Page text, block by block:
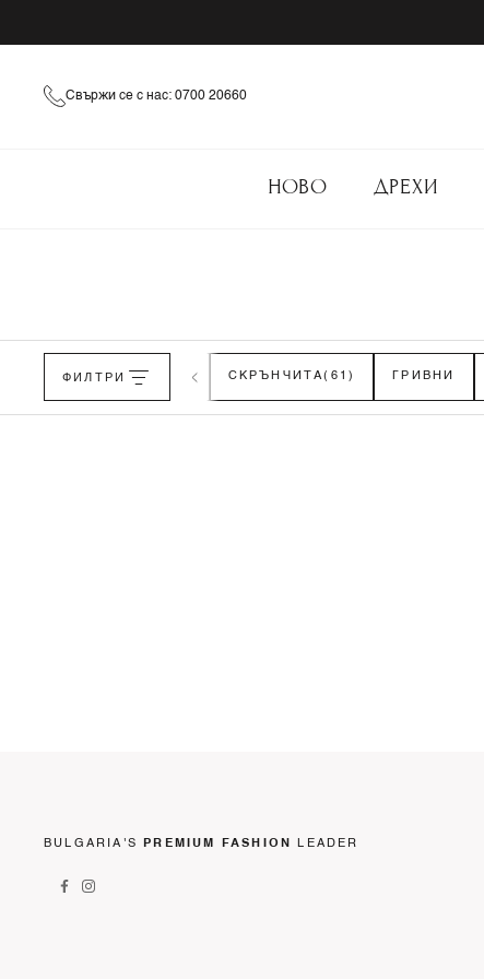
Свържи се с нас: 0700 20660
НОВО ДРЕХИ
ФИЛТРИ
ЛЕНТИ ЗА КОСА СКРЪНЧИТА(61) ГРИВНИ
BULGARIA'S PREMIUM FASHION LEADER